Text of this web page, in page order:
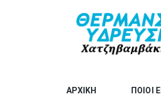
ΑΡΧΙΚΗ ΠΟΙΟΙ